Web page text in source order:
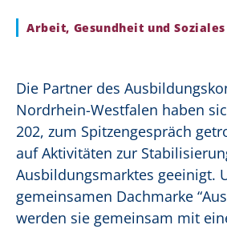
Arbeit, Gesundheit und Soziales
Die Partner des
Nordrhein-Westfalen haben
202, zum Spitzengespräch
auf Aktivitäten zur
Ausbildungsmarktes geeinigt.
gemeinsamen Dachmarke
werden sie gemeinsam mit